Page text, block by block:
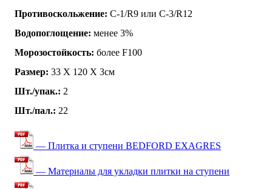
Противоскольжение: C-1/R9 или C-3/R12
Водопоглощение: менее 3%
Морозостойкость: более F100
Размер: 33 Х 120 Х 3см
Шт./упак.: 2
Шт./пал.: 22
— Плитка и ступени BEDFORD EXAGRES
— Материалы для укладки плитки на ступени